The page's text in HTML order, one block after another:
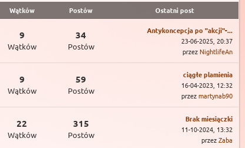
Wątków Postów Ostatni post
9
Wątków
34
Postów
Antykoncepcja po "akcji"-...
23-06-2025, 20:37
przez NightlifeAn
9
Wątków
59
Postów
ciągłe plamienia
16-04-2023, 12:32
przezmartynab90
22
Wątków
315
Postów
Brak miesiączki
11-10-2024, 13:32
przezZaba